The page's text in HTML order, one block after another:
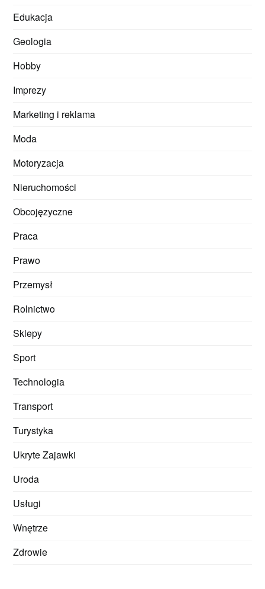
Edukacja
Geologia
Hobby
Imprezy
Marketing i reklama
Moda
Motoryzacja
Nieruchomości
Obcojęzyczne
Praca
Prawo
Przemysł
Rolnictwo
Sklepy
Sport
Technologia
Transport
Turystyka
Ukryte Zajawki
Uroda
Usługi
Wnętrze
Zdrowie